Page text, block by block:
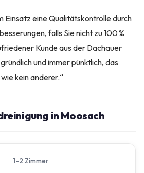
Einsatz eine Qualitätskontrolle durch
falls Sie nicht zu 100 %
Kunde aus der Dachauer
und immer pünktlich, das
kein anderer.“
in Moosach
1–2 Zimmer